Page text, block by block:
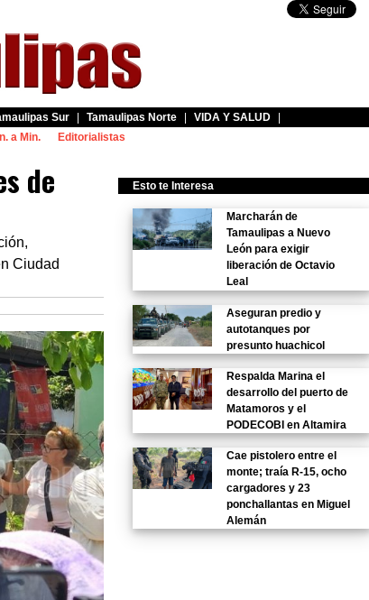
Sur Tamaulipas Norte VIDA Y SALUD
a Min. Editorialistas
de
Ciudad
Esto te Interesa
Marcharán de
Tamaulipas a Nuevo
León para exigir
liberación de Octavio
Leal
Aseguran predio y
autotanques por
presunto huachicol
Respalda Marina el
desarrollo del puerto de
Matamoros y el
PODECOBI en Altamira
Cae pistolero entre el
monte; traía R-15, ocho
cargadores y 23
ponchallantas en Miguel
Alemán